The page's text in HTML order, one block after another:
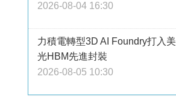
2026-08-04 16:30
力積電轉型3D AI Foundry打入美
光HBM先進封裝
2026-08-05 10:30